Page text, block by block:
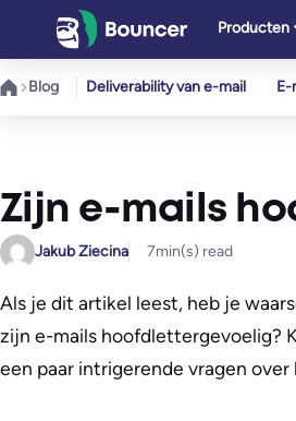
de
Producten
Blog Deliverability van e-mail E-
Zijn e-mails
Jakub Ziecina 7min(s) read
Als je dit artikel leest, heb je
zijn e-mails hoofdlettergevoelig?
een paar intrigerende vragen